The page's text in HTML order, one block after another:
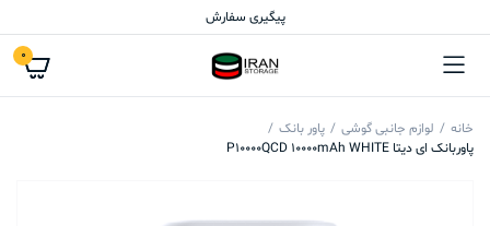
پیگیری سفارش
0
خانه لوازم جانبی گوشی
پاور بانک
پاوربانک ای دیتا P10000QCD 10000mAh WHITE